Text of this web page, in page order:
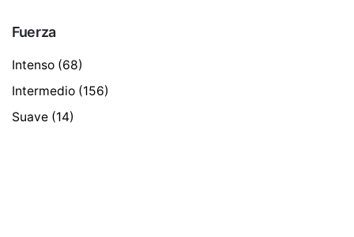
Fuerza
Intenso (68)
Intermedio (156)
Suave (14)